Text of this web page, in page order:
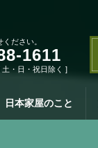
ださい。
1611
・日・祝日除く ]
日本家屋のこと